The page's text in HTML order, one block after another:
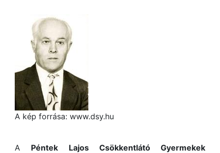
A kép forrása: www.dsy.hu
A Péntek Lajos Csökkentlátó Gyermekek